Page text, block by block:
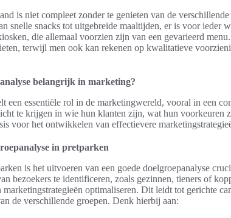
is niet compleet zonder te genieten van de
snelle snacks tot uitgebreide maaltijden, er is voor ieder
die allemaal voorzien zijn van een gevarieerd
terwijl men ook kan rekenen op kwalitatieve
belangrijk in marketing?
een essentiële rol in de marketingwereld, vooral in een
te krijgen in wie hun klanten zijn, wat hun voorkeuren
voor het ontwikkelen van effectievere
in pretparken
is het uitvoeren van een goede doelgroepanalyse
bezoekers te identificeren, zoals gezinnen, tieners of
optimaliseren. Dit leidt tot gerichte
de verschillende groepen. Denk hierbij aan: